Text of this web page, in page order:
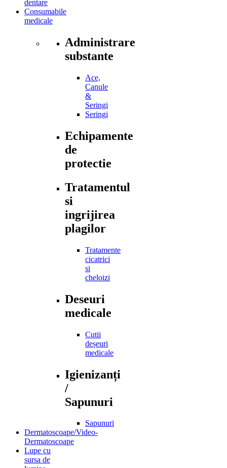
dentare
Consumabile
medicale
Administrare
substante
Ace,
Canule
&
Seringi
Seringi
Echipamente
de
protectie
Tratamentul
si
ingrijirea
plagilor
Tratamente
cicatrici
si
cheloizi
Deseuri
medicale
Cutii
deșeuri
medicale
Igienizanți
/
Sapunuri
Sapunuri
Dermatoscoape/Video-
Dermatoscoape
Lupe cu
sursa de